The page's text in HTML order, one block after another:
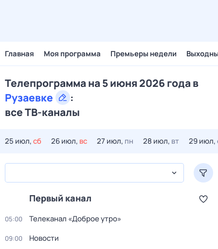
Главная Моя программа Премьеры недели
Телепрограмма на 5 июня 2026 года в
Рузаевке
:
все ТВ-каналы
25 июл,сб 26 июл, вс 27 июл, пн 28 июл, вт 29 июл,
Первый канал
05:00 Телеканал «Доброе утро»
09:00 Новости